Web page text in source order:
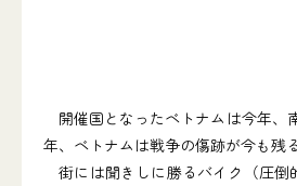
開催国となったベトナムは今年、
年、ベトナムは戦争の傷跡が今も残
街には聞きしに勝るバイク（圧倒